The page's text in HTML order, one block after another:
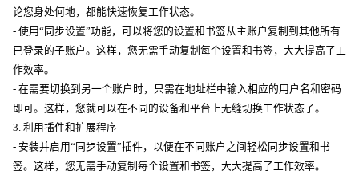
论您身处何地，都能快速恢复工作状态。
- 使用“同步设置”功能，可以将您的设置和书签从主账户复制到其他所有
已登录的子账户。这样，您无需手动复制每个设置和书签，大大提高了工
作效率。
- 在需要切换到另一个账户时，只需在地址栏中输入相应的用户名和密码
即可。这样，您就可以在不同的设备和平台上无缝切换工作状态了。
3. 利用插件和扩展程序
- 安装并启用“同步设置”插件，以便在不同账户之间轻松同步设置和书
签。这样，您无需手动复制每个设置和书签，大大提高了工作效率。